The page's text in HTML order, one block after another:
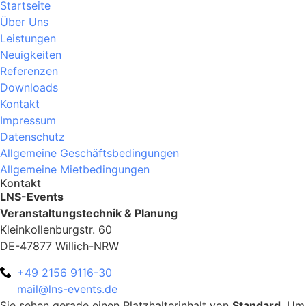
Startseite
Über Uns
Leistungen
Neuigkeiten
Referenzen
Downloads
Kontakt
Impressum
Datenschutz
Allgemeine Geschäftsbedingungen
Allgemeine Mietbedingungen
Kontakt
LNS-Events
Veranstaltungstechnik & Planung
Kleinkollenburgstr. 60
DE-47877 Willich-NRW
+49 2156 9116-30
mail@lns-events.de